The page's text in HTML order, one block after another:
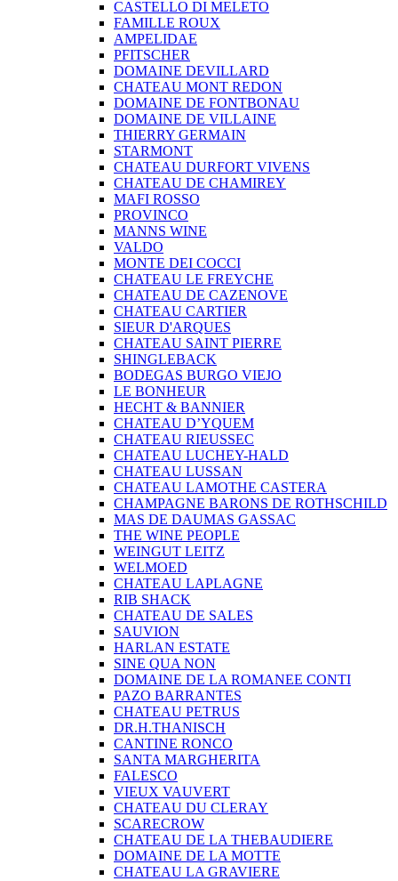
CASTELLO DI MELETO
FAMILLE ROUX
AMPELIDAE
PFITSCHER
DOMAINE DEVILLARD
CHATEAU MONT REDON
DOMAINE DE FONTBONAU
DOMAINE DE VILLAINE
THIERRY GERMAIN
STARMONT
CHATEAU DURFORT VIVENS
CHATEAU DE CHAMIREY
MAFI ROSSO
PROVINCO
MANNS WINE
VALDO
MONTE DEI COCCI
CHATEAU LE FREYCHE
CHATEAU DE CAZENOVE
CHATEAU CARTIER
SIEUR D'ARQUES
CHATEAU SAINT PIERRE
SHINGLEBACK
BODEGAS BURGO VIEJO
LE BONHEUR
HECHT & BANNIER
CHATEAU D’YQUEM
CHATEAU RIEUSSEC
CHATEAU LUCHEY-HALD
CHATEAU LUSSAN
CHATEAU LAMOTHE CASTERA
CHAMPAGNE BARONS DE ROTHSCHILD
MAS DE DAUMAS GASSAC
THE WINE PEOPLE
WEINGUT LEITZ
WELMOED
CHATEAU LAPLAGNE
RIB SHACK
CHATEAU DE SALES
SAUVION
HARLAN ESTATE
SINE QUA NON
DOMAINE DE LA ROMANEE CONTI
PAZO BARRANTES
CHATEAU PETRUS
DR.H.THANISCH
CANTINE RONCO
SANTA MARGHERITA
FALESCO
VIEUX VAUVERT
CHATEAU DU CLERAY
SCARECROW
CHATEAU DE LA THEBAUDIERE
DOMAINE DE LA MOTTE
CHATEAU LA GRAVIERE